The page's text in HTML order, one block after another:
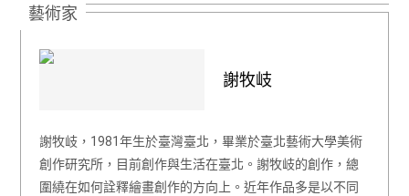
藝術家
謝牧岐
謝牧岐，1981年生於臺灣臺北，畢業於臺北藝術大學美術
創作研究所，目前創作與生活在臺北。謝牧岐的創作，總
圍繞在如何詮釋繪畫創作的方向上。近年作品多是以不同